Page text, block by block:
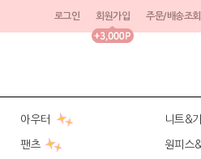
로그인 회원가입 주문/배송조회
아우터 니트&
팬츠 원피스